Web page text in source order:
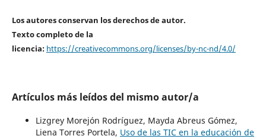
Los autores conservan los derechos de autor.
Texto completo de la
licencia: https://creativecommons.org/licenses/by-nc-nd/4.0/
Artículos más leídos del mismo autor/a
Lizgrey Morejón Rodríguez, Mayda Abreus Gómez,
Liena Torres Portela, Uso de las TIC en la educación de